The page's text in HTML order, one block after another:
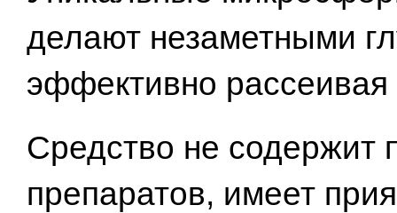
делают незаметными
эффективно рассеивая
Средство не содержит
препаратов, имеет